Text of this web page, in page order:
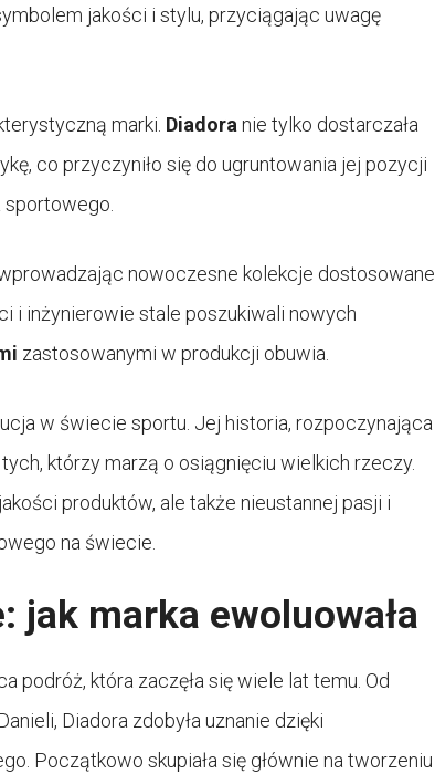
jakości i stylu, przyciągając uwagę
marki. Diadoranie tylko dostarczała
co przyczyniło się do ugruntowania jej pozycji
sportowego.
nowoczesne kolekcje dostosowane
i inżynierowie stale poszukiwali nowych
zastosowanymi w produkcji obuwia.
w świecie sportu. Jej historia, rozpoczynająca
którzy marzą o osiągnięciu wielkich rzeczy.
produktów, ale także nieustannej pasji i
na świecie.
jak marka ewoluowała
podróż, która zaczęła się wiele lat temu. Od
Diadora zdobyła uznanie dzięki
Początkowo skupiała się głównie na tworzeniu